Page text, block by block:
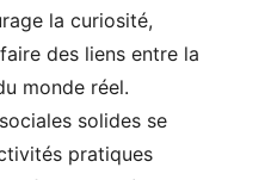
la curiosité,
des liens entre la
monde réel.
solides se
pratiques